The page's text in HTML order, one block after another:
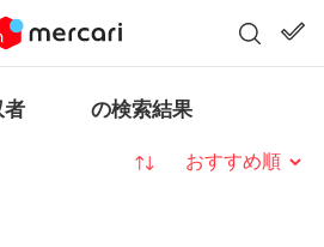
者 の検索結果
並び替え